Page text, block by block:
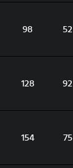
98 52
128 92
154 75